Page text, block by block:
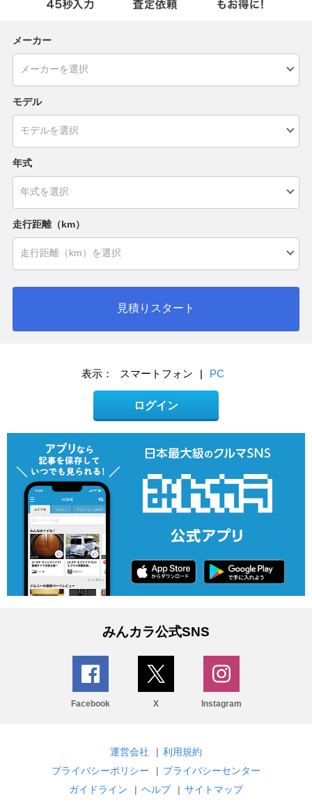
メーカー
モデル
年式
走行距離（km）
見積りスタート
表示： スマートフォン | PC
ログイン
みんカラ公式SNS
Facebook X Instagram
運営会社 | 利用規約
プライバシーポリシー
| プライバシーセンター
ガイドライン
| ヘルプ | サイトマップ